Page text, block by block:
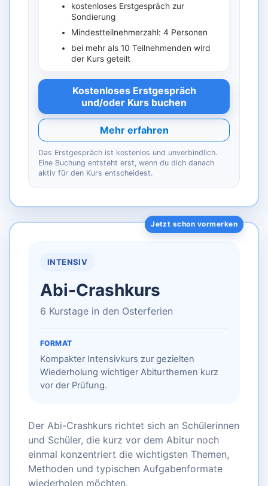
kostenloses Erstgespräch zur
Sondierung
Mindestteilnehmerzahl: 4 Personen
bei mehr als 10 Teilnehmenden wird
der Kurs geteilt
Kostenloses Erstgespräch
und/oder Kurs buchen
Mehr erfahren
Das Erstgespräch ist kostenlos und unverbindlich.
Eine Buchung entsteht erst, wenn du dich danach
aktiv für den Kurs entscheidest.
INTENSIV
Abi-Crashkurs
6 Kurstage in den Osterferien
FORMAT
Kompakter Intensivkurs zur gezielten
Wiederholung wichtiger Abiturthemen kurz
vor der Prüfung.
Der Abi-Crashkurs richtet sich an Schülerinnen
und Schüler, die kurz vor dem Abitur noch
einmal konzentriert die wichtigsten Themen,
Methoden und typischen Aufgabenformate
wiederholen möchten.